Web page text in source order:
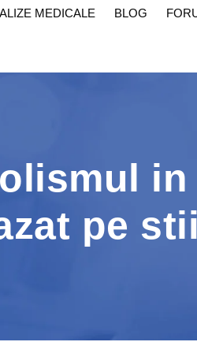
MEDICALE BLOG
in
pe